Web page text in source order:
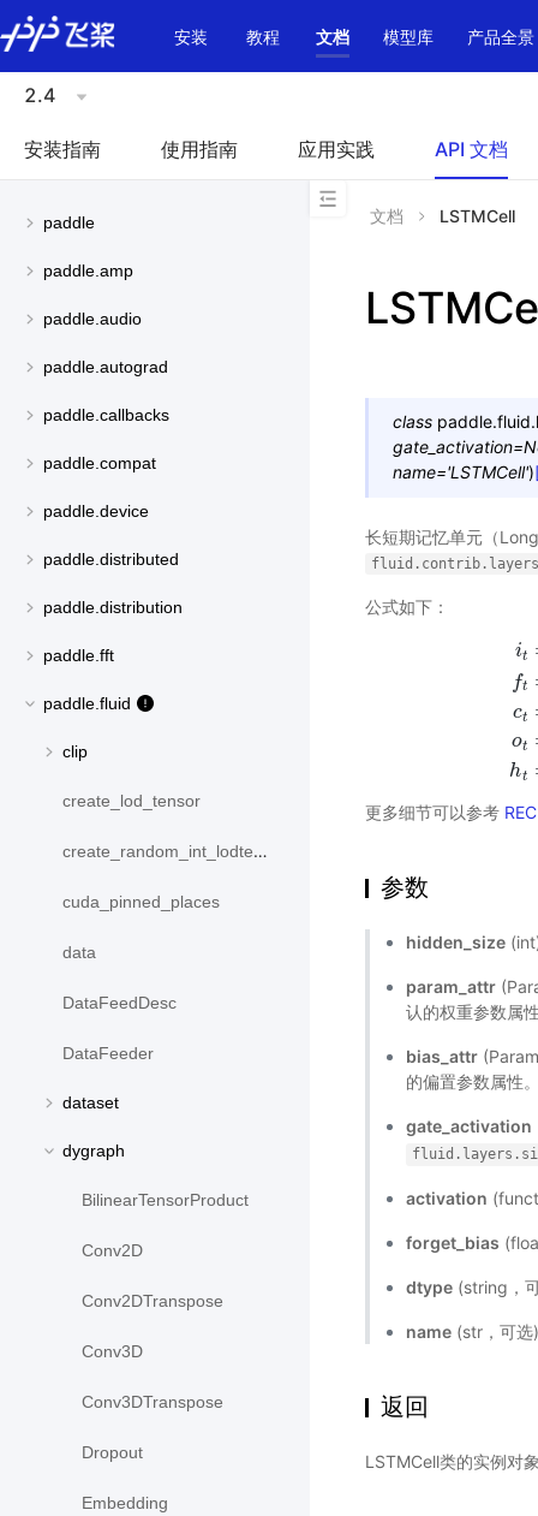
\u200E
安装
教程 文档 模型库 产品全景
2.4
安装指南 使用指南 应用实践 API 文档
paddle
paddle.amp
paddle.audio
paddle.autograd
paddle.callbacks
paddle.compat
paddle.device
paddle.distributed
paddle.distribution
paddle.fft
paddle.fluid
clip
create_lod_tensor
create_random_int_lodtensor
cuda_pinned_places
data
DataFeedDesc
DataFeeder
dataset
dygraph
BilinearTensorProduct
Conv2D
Conv2DTranspose
Conv3D
Conv3DTranspose
Dropout
Embedding
文档 LSTMCell
class
gate_activation=
name='LSTMCell')
长短期记忆单元（
公式如下：
it
ft
ct
ot
ht
t=a
更多细节可以参考
参数
hidden_size
param_attr
认的权重参数属
bias_attr
的偏置参数属性
gate_activation
activation
forget_bias
dtype (string，
name (str，可
返回
LSTMCell类的实例对